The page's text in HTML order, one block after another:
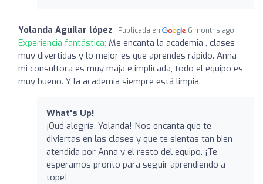
Yolanda Aguilar lópez Publicada en 6 months ago
Experiencia fantástica: Me encanta la academia , clases
muy divertidas y lo mejor es que aprendes rápido. Anna
mi consultora es muy maja e implicada, todo el equipo es
muy bueno. Y la academia siempre está limpia.
What's Up!
¡Qué alegría, Yolanda! Nos encanta que te
diviertas en las clases y que te sientas tan bien
atendida por Anna y el resto del equipo. ¡Te
esperamos pronto para seguir aprendiendo a
tope!